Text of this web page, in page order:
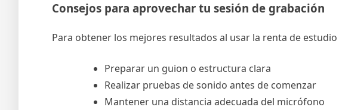
Consejos para aprovechar tu sesión de grabación
Para obtener los mejores resultados al usar la renta de
Preparar un guion o estructura clara
Realizar pruebas de sonido antes de comenzar
Mantener una distancia adecuada del micrófono